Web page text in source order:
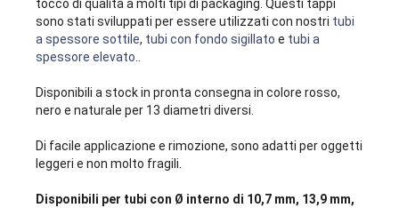
tocco di qualità a molti tipi di packaging. Questi tappi
sono stati sviluppati per essere utilizzati con nostri tubi
a spessore sottile, tubi con fondo sigillato e tubi a
spessore elevato..
Disponibili a stock in pronta consegna in colore rosso,
nero e naturale per 13 diametri diversi.
Di facile applicazione e rimozione, sono adatti per oggetti
leggeri e non molto fragili.
Disponibili per tubi con Ø interno di 10,7 mm, 13,9 mm,